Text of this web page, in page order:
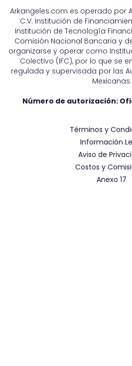
Arkangeles.com es operado por
C.V. Institución de
Institución de Tecnología
Comisión Nacional Bancaria y
organizarse y operar como
Colectivo (IFC), por lo que se
regulada y supervisada por las
Mexicanas.
Número de autorización:
Términos y
Información
Aviso de
Costos y
Anexo 17